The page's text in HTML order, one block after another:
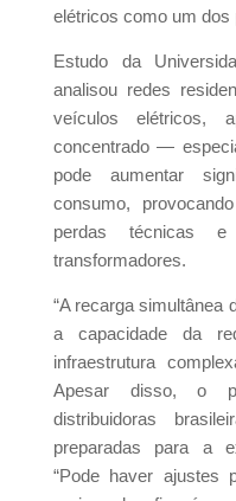
elétricos como um dos
Estudo da
analisou redes
veículos elétricos,
concentrado —
pode aumentar
consumo,
perdas técnicas
transformadores.
“A recarga simultânea
a capacidade da
infraestrutura
Apesar disso, o
distribuidoras
preparadas para a
“Pode haver ajustes